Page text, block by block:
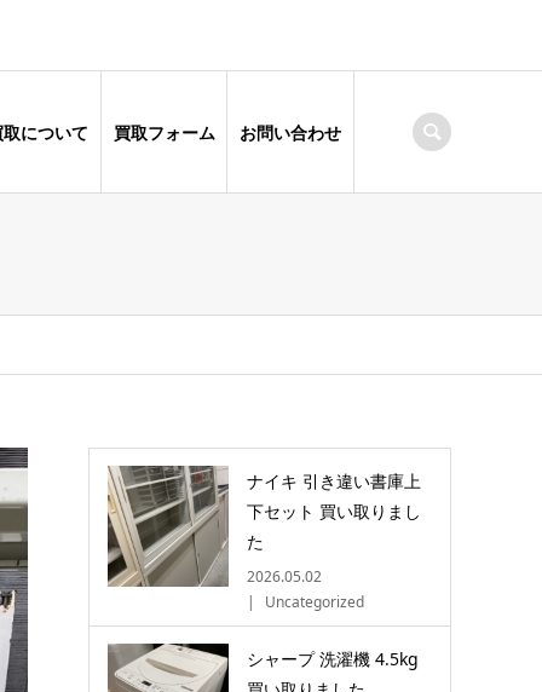
取について 買取フォーム お問い合わせ
ナイキ 引き違い書庫上
下セット 買い取りまし
た
2026.05.02
Uncategorized
シャープ 洗濯機 4.5kg